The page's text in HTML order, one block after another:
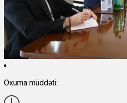
Oxuma müddəti: